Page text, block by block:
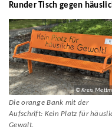
Runder Tisch gegen
© Kreis
Die orange Bank mit der
Aufschrift: Kein Platz für
Gewalt.